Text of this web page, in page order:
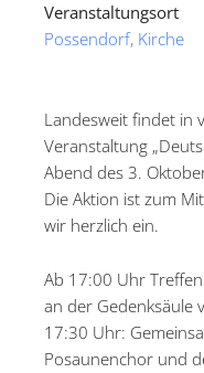
Veranstaltungsort
Possendorf, Kirche
Landesweit findet in
Veranstaltung
Abend des 3.
Die Aktion ist zum
wir herzlich ein.
Ab 17:00 Uhr
an der Gedenksäule
17:30 Uhr:
Posaunenchor und